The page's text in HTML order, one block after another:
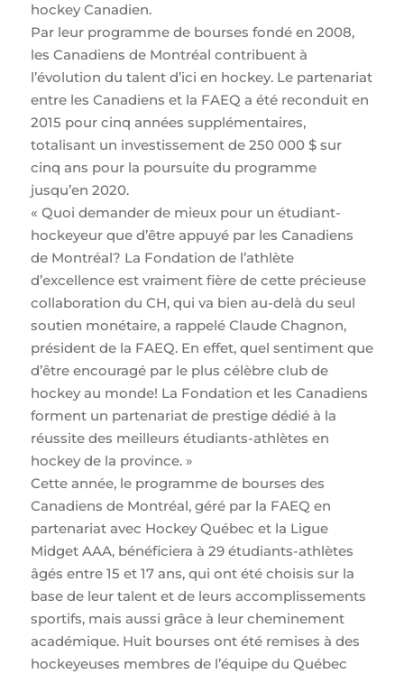
hockey Canadien.
Par leur programme de bourses fondé en 2008,
les Canadiens de Montréal contribuent à
l’évolution du talent d’ici en hockey. Le partenariat
entre les Canadiens et la FAEQ a été reconduit en
2015 pour cinq années supplémentaires,
totalisant un investissement de 250 000 $ sur
cinq ans pour la poursuite du programme
jusqu’en 2020.
« Quoi demander de mieux pour un étudiant-
hockeyeur que d’être appuyé par les Canadiens
de Montréal? La Fondation de l’athlète
d’excellence est vraiment fière de cette précieuse
collaboration du CH, qui va bien au-delà du seul
soutien monétaire, a rappelé Claude Chagnon,
président de la FAEQ. En effet, quel sentiment que
d’être encouragé par le plus célèbre club de
hockey au monde! La Fondation et les Canadiens
forment un partenariat de prestige dédié à la
réussite des meilleurs étudiants-athlètes en
hockey de la province. »
Cette année, le programme de bourses des
Canadiens de Montréal, géré par la FAEQ en
partenariat avec Hockey Québec et la Ligue
Midget AAA, bénéficiera à 29 étudiants-athlètes
âgés entre 15 et 17 ans, qui ont été choisis sur la
base de leur talent et de leurs accomplissements
sportifs, mais aussi grâce à leur cheminement
académique. Huit bourses ont été remises à des
hockeyeuses membres de l’équipe du Québec